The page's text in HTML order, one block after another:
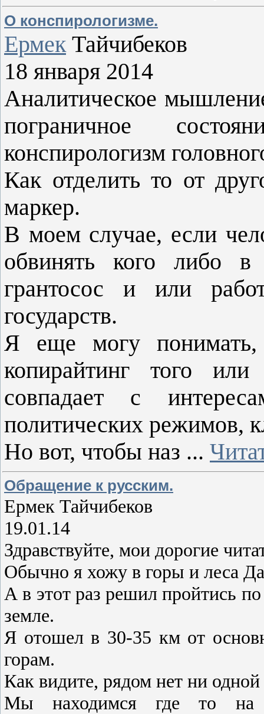
О конспирологизме.
Ермек Тайчибеков
18 января 2014
Аналитическое
пограничное
конспирологизм
Как отделить то от
маркер.
В моем случае, если
обвинять кого либо
грантосос и или
государств.
Я еще могу понимать,
копирайтинг того или
совпадает с
политических режимов,
Но вот, чтобы наз ...
Обращение к русским.
Ермек Тайчибеков
19.01.14
Здравствуйте, мои дорогие
Обычно я хожу в горы и леса
А в этот раз решил пройтись
земле.
Я отошел в 30-35 км от
горам.
Как видите, рядом нет ни
Мы находимся где то на